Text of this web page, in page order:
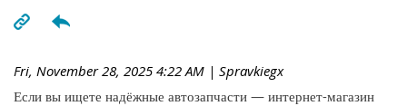
Fri, November 28, 2025 4:22 AM | Spravkiegx
Если вы ищете надёжные автозапчасти — интернет-магазин